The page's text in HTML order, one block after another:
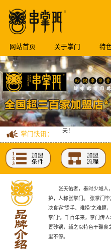
网站首页 关于掌门 特
掌门快讯：
贺佛山杏坛店12-24
贺串掌门广东第162
贺串掌门登陆珠海
人气爆棚的串掌门
天！
征服你的味蕾，美
贺佛山杏坛店12-24
张天佑者，秦时少城人
护，人称张掌门。 张掌门
决食客“烫手、难捞”之难题
掌门”。千百年来，掌门传
置砂锅，辅之以特色干碟食
里不停。